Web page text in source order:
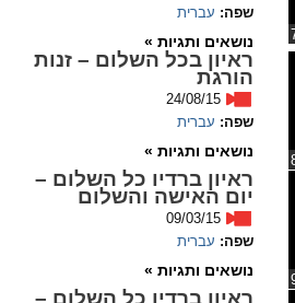
Increase font
spellcheck
ניגודיות צבעים
brightness_low
שפה: עברית
נושאים ותגיות »
ראיון בכל השלום – זנות
הורגת
24/08/15
שפה: עברית
נושאים ותגיות »
ראיון ברדיו כל השלום –
יום האישה והשלום
09/03/15
שפה: עברית
נושאים ותגיות »
ראיון ברדיו כל השלום –